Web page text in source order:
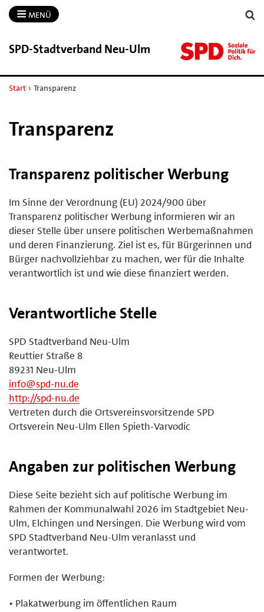
MENÜ
SPD-​Stadtverband Neu-​Ulm
Start › Transparenz
Transparenz
Transparenz politischer Werbung
Im Sinne der Verordnung (EU) 2024/900 über
Transparenz politischer Werbung informieren wir an
dieser Stelle über unsere politischen Werbemaßnahmen
und deren Finanzierung. Ziel ist es, für Bürgerinnen und
Bürger nachvollziehbar zu machen, wer für die Inhalte
verantwortlich ist und wie diese finanziert werden.
Verantwortliche Stelle
SPD Stadtverband Neu-Ulm
Reuttier Straße 8
89231 Neu-Ulm
info@spd-nu.de
http://spd-nu.de
Vertreten durch die Ortsvereinsvorsitzende SPD
Ortsverein Neu-Ulm Ellen Spieth-Varvodic
Angaben zur politischen Werbung
Diese Seite bezieht sich auf politische Werbung im
Rahmen der Kommunalwahl 2026 im Stadtgebiet Neu-
Ulm, Elchingen und Nersingen. Die Werbung wird vom
SPD Stadtverband Neu-Ulm veranlasst und
verantwortet.
Formen der Werbung:
• Plakatwerbung im öffentlichen Raum